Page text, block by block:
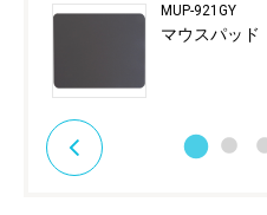
MUP-921GY
マウスパッ